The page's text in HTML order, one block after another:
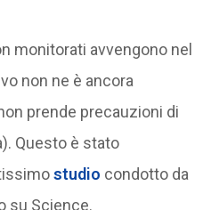
monitorati avvengono nel
non ne è ancora
prende precauzioni di
Questo è stato
studio condotto da
su Science.